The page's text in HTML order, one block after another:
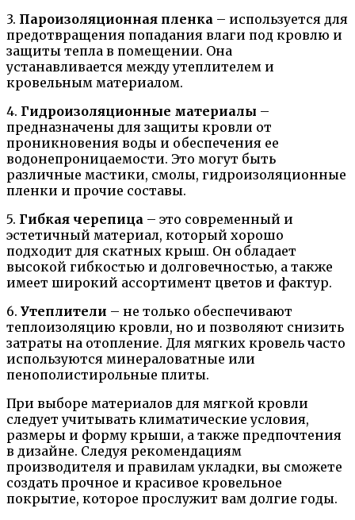
3. Пароизоляционная пленка – используется для
предотвращения попадания влаги под кровлю и
защиты тепла в помещении. Она
устанавливается между утеплителем и
кровельным материалом.
4. Гидроизоляционные материалы –
предназначены для защиты кровли от
проникновения воды и обеспечения ее
водонепроницаемости. Это могут быть
различные мастики, смолы, гидроизоляционные
пленки и прочие составы.
5. Гибкая черепица – это современный и
эстетичный материал, который хорошо
подходит для скатных крыш. Он обладает
высокой гибкостью и долговечностью, а также
имеет широкий ассортимент цветов и фактур.
6. Утеплители – не только обеспечивают
теплоизоляцию кровли, но и позволяют снизить
затраты на отопление. Для мягких кровель часто
используются минераловатные или
пенополистирольные плиты.
При выборе материалов для мягкой кровли
следует учитывать климатические условия,
размеры и форму крыши, а также предпочтения
в дизайне. Следуя рекомендациям
производителя и правилам укладки, вы сможете
создать прочное и красивое кровельное
покрытие, которое прослужит вам долгие годы.